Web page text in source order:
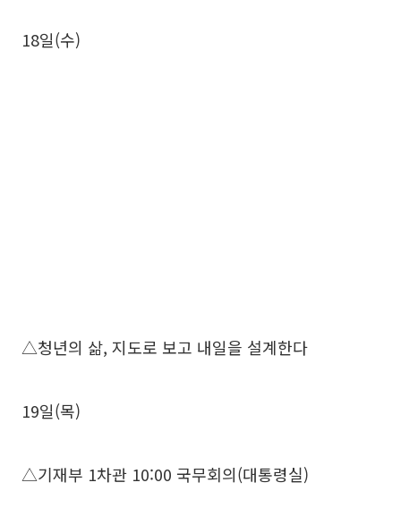
18일(수)
△청년의 삶, 지도로 보고 내일을 설계한다
19일(목)
△기재부 1차관 10:00 국무회의(대통령실)